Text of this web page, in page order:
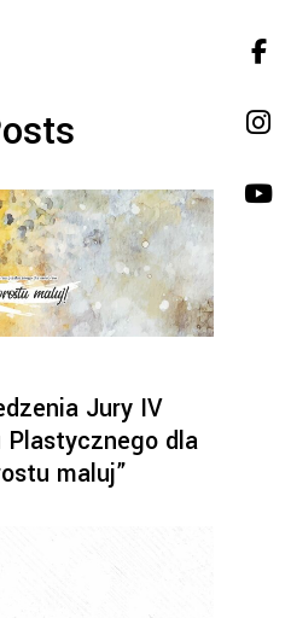
Jury IV
Plastycznego dla
maluj”